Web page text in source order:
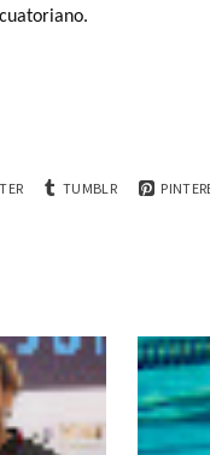
TUMBLR